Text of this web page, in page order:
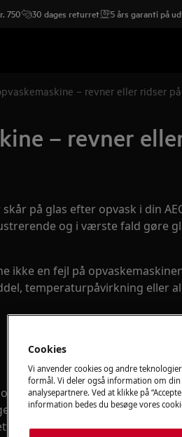
750 30 dages returret 5 års garanti på
– revner eller ridser
– revner
på glas efter opvask i din
og i værste fald gøre
ikke en fejl på
temperaturpåvirkning eller
opvaske
i stykker
Cookies
Vi anvender cookies og andre
formål. Vi deler også information om din
analysepartnere. Ved at klikke på
information bedes du besøge vores